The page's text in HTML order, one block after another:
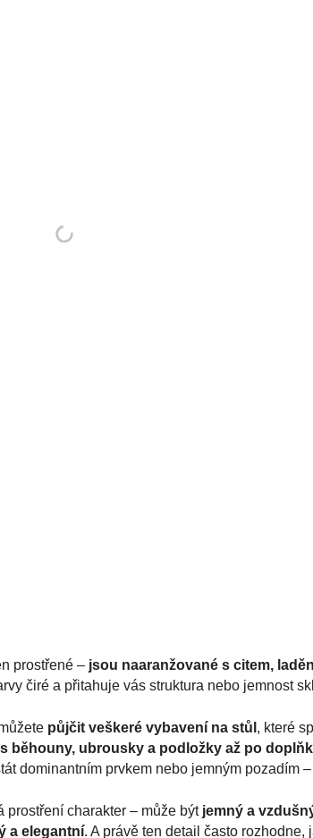
prostřené – jsou naaranžované s citem,
čiré a přitahuje vás struktura nebo jemnost
půjčit veškeré vybavení na stůl , které
běhouny, ubrousky a podložky až po
dominantním prvkem nebo jemným pozadím
prostření charakter – může být jemný a
a elegantní. A právě ten detail často rozhodne,